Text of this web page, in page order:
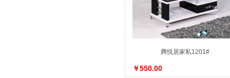
腾悦居家私1201#
￥550.00